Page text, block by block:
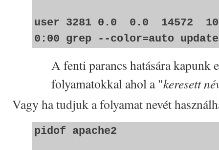
user 3281 0.0 0.0 14572
0:00 grep --color=auto update
A fenti parancs hatására kapunk
folyamatokkal ahol a "keresett
Vagy ha tudjuk a folyamat nevét
pidof apache2